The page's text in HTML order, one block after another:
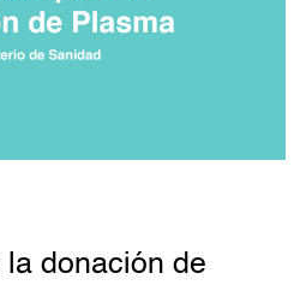
donación de